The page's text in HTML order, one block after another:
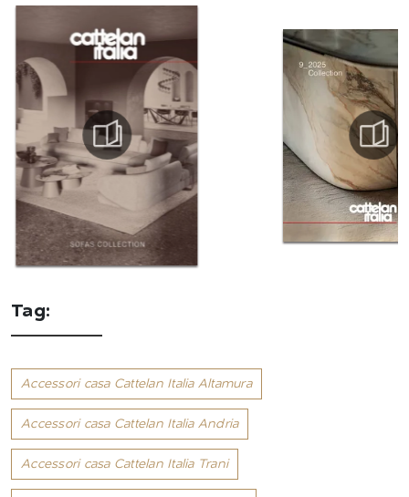
Tag:
Accessori casa Cattelan Italia Altamura
Accessori casa Cattelan Italia Andria
Accessori casa Cattelan Italia Trani